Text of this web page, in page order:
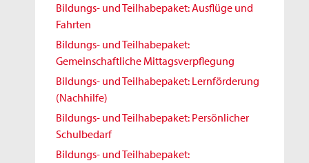
Bildungs- und Teilhabepaket: Ausflüge und
Fahrten
Bildungs- und Teilhabepaket:
Gemeinschaftliche Mittagsverpflegung
Bildungs- und Teilhabepaket: Lernförderung
(Nachhilfe)
Bildungs- und Teilhabepaket: Persönlicher
Schulbedarf
Bildungs- und Teilhabepaket: